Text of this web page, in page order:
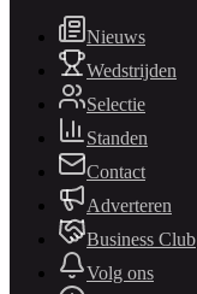
Nieuws
Wedstrijden
Selectie
Standen
Contact
Adverteren
Business Club
Volg ons